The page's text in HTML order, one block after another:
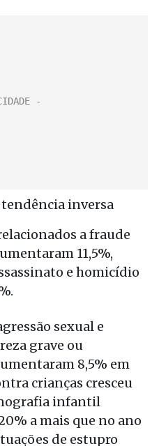
inversa
a fraude
11,5%,
e homicídio
sexual e
grave ou
8,5% em
crianças cresceu
infantil
a mais que no ano
de estupro